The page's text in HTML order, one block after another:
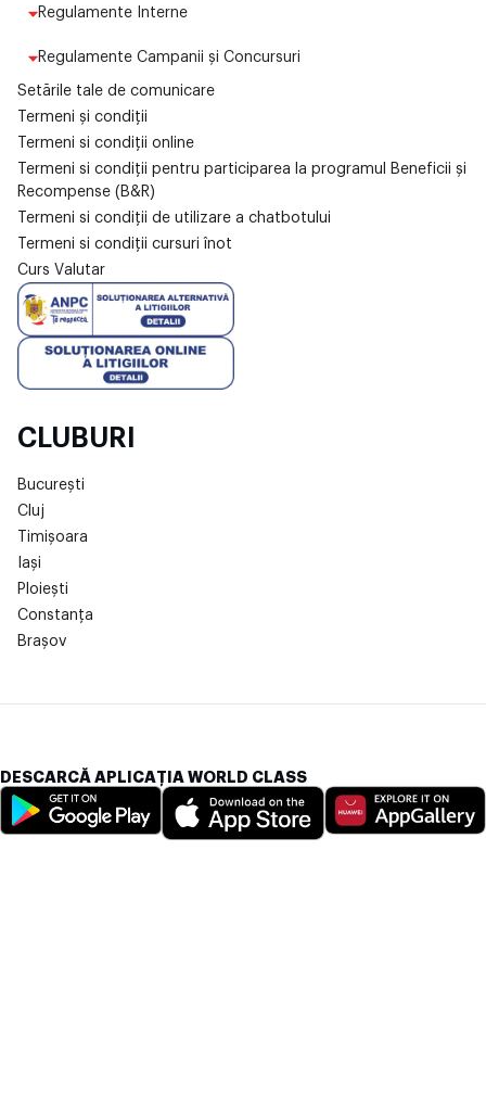
Regulamente Interne
Regulamente Campanii și Concursuri
Setările tale de comunicare
Termeni și condiții
Termeni si condiții online
Termeni si condiții pentru participarea la programul Beneficii și
Recompense (B&R)
Termeni si condiții de utilizare a chatbotului
Termeni si condiții cursuri înot
Curs Valutar
CLUBURI
București
Cluj
Timișoara
Iași
Ploiești
Constanța
Brașov
DESCARCĂ APLICAȚIA WORLD CLASS